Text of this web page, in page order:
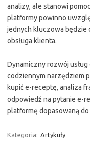
analizy, ale stanowi
platformy powinno
jednych kluczowa będzie
obsługa klienta.
Dynamiczny rozwój
codziennym narzędziem
kupić e-receptę, analiza
odpowiedź na pytanie e-
platformę dopasowaną
Kategoria: Artykuły